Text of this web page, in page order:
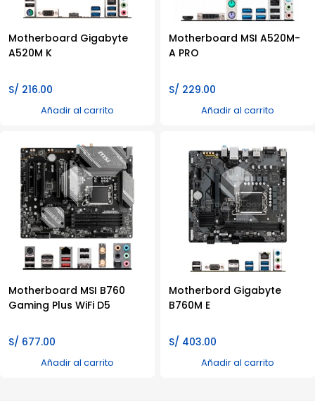
Motherboard Gigabyte
A520M K
S/ 216.00
Añadir al carrito
Motherboard MSI A520M-
A PRO
S/ 229.00
Añadir al carrito
Motherboard MSI B760
Gaming Plus WiFi D5
S/ 677.00
Añadir al carrito
Motherbord Gigabyte
B760M E
S/ 403.00
Añadir al carrito